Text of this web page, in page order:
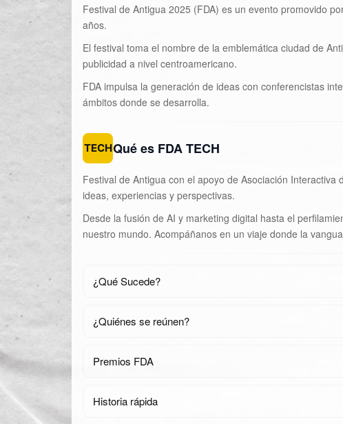
Festival de Antigua 2025 (FDA) es un evento promovido
años.
El festival toma el nombre de la emblemática ciudad de
publicidad a nivel centroamericano.
FDA impulsa la generación de ideas con conferencistas
ámbitos donde se desarrolla.
TECHQué es FDA TECH
Festival de Antigua con el apoyo de Asociación
ideas, experiencias y perspectivas.
Desde la fusión de AI y marketing digital hasta el
nuestro mundo. Acompáñanos en un viaje donde la
¿Qué Sucede?
¿Quiénes se reúnen?
Premios FDA
Historia rápida